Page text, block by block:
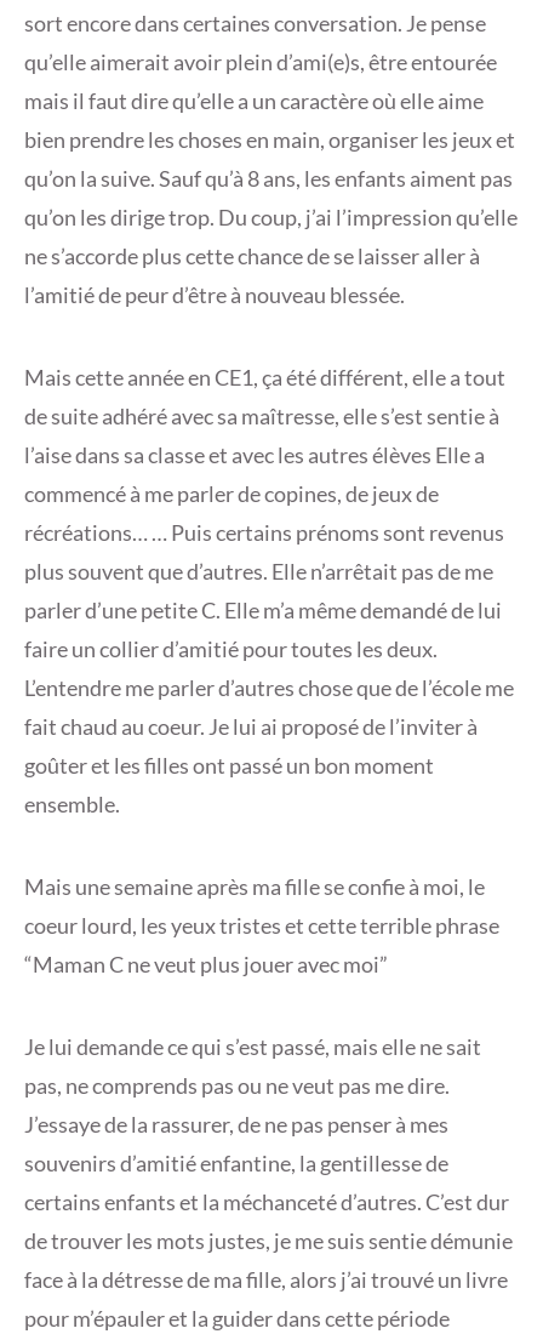
sort encore dans certaines conversation. Je pense
qu’elle aimerait avoir plein d’ami(e)s, être entourée
mais il faut dire qu’elle a un caractère où elle aime
bien prendre les choses en main, organiser les jeux et
qu’on la suive. Sauf qu’à 8 ans, les enfants aiment pas
qu’on les dirige trop. Du coup, j’ai l’impression qu’elle
ne s’accorde plus cette chance de se laisser aller à
l’amitié de peur d’être à nouveau blessée.
Mais cette année en CE1, ça été différent, elle a tout
de suite adhéré avec sa maîtresse, elle s’est sentie à
l’aise dans sa classe et avec les autres élèves Elle a
commencé à me parler de copines, de jeux de
récréations… … Puis certains prénoms sont revenus
plus souvent que d’autres. Elle n’arrêtait pas de me
parler d’une petite C. Elle m’a même demandé de lui
faire un collier d’amitié pour toutes les deux.
L’entendre me parler d’autres chose que de l’école me
fait chaud au coeur. Je lui ai proposé de l’inviter à
goûter et les filles ont passé un bon moment
ensemble.
Mais une semaine après ma fille se confie à moi, le
coeur lourd, les yeux tristes et cette terrible phrase
“Maman C ne veut plus jouer avec moi”
Je lui demande ce qui s’est passé, mais elle ne sait
pas, ne comprends pas ou ne veut pas me dire.
J’essaye de la rassurer, de ne pas penser à mes
souvenirs d’amitié enfantine, la gentillesse de
certains enfants et la méchanceté d’autres. C’est dur
de trouver les mots justes, je me suis sentie démunie
face à la détresse de ma fille, alors j’ai trouvé un livre
pour m’épauler et la guider dans cette période